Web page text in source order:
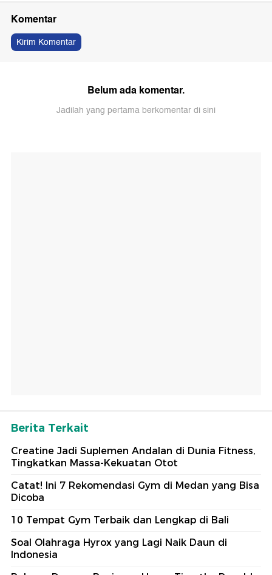
Komentar
Kirim Komentar
Belum ada komentar.
Jadilah yang pertama berkomentar di sini
Berita Terkait
Creatine Jadi Suplemen Andalan di Dunia Fitness,
Tingkatkan Massa-Kekuatan Otot
Catat! Ini 7 Rekomendasi Gym di Medan yang Bisa
Dicoba
10 Tempat Gym Terbaik dan Lengkap di Bali
Soal Olahraga Hyrox yang Lagi Naik Daun di
Indonesia